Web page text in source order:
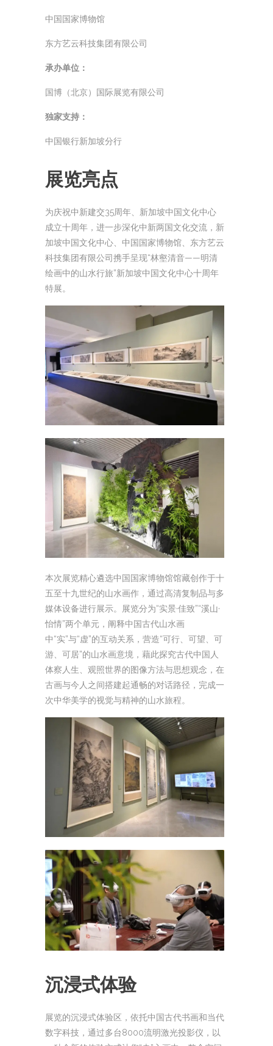
中国国家博物馆
东方艺云科技集团有限公司
承办单位：
国博（北京）国际展览有限公司
独家支持：
中国银行新加坡分行
展览亮点
为庆祝中新建交35周年、新加坡中国文化中心
成立十周年，进一步深化中新两国文化交流，新
加坡中国文化中心、中国国家博物馆、东方艺云
科技集团有限公司携手呈现“林壑清音——明清
绘画中的山水行旅”新加坡中国文化中心十周年
特展。
本次展览精心遴选中国国家博物馆馆藏创作于十
五至十九世纪的山水画作，通过高清复制品与多
媒体设备进行展示。展览分为“实景·佳致”“溪山·
怡情”两个单元，阐释中国古代山水画
中“实”与“虚”的互动关系，营造“可行、可望、可
游、可居”的山水画意境，藉此探究古代中国人
体察人生、观照世界的图像方法与思想观念，在
古画与今人之间搭建起通畅的对话路径，完成一
次中华美学的视觉与精神的山水旅程。
沉浸式体验
展览的沉浸式体验区，依托中国古代书画和当代
数字科技，通过多台8000流明激光投影仪，以